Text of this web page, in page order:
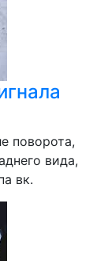
поворота,
вида,
вк.